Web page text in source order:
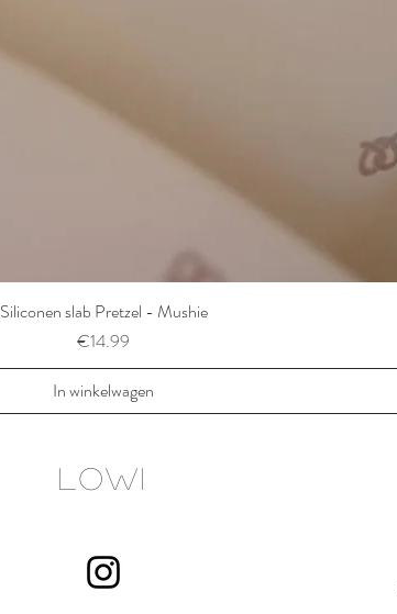
Siliconen slab Pretzel - Mushie
Prijs
€14.99
In winkelwagen
LOWI